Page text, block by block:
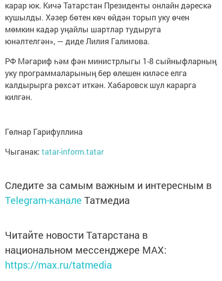
карар юк. Кичә Татарстан Президенты онлайн дәрескә
кушылды. Хәзер бөтен көч өйдән торып уку өчен
мөмкин кадәр уңайлы шартлар тудыруга
юнәлтелгән», — диде Лилия Галимова.
РФ Мәгариф һәм фән министрлыгы 1-8 сыйныфларның
уку программаларының бер өлешен киләсе елга
калдырырга рөхсәт иткән. Хабаровск шул карарга
килгән.
Гөлнар Гарифуллина
Чыганак: tatar-inform.tatar
Следите за самым важным и интересным в
Telegram-канале Татмедиа
Читайте новости Татарстана в
национальном мессенджере MАХ:
https://max.ru/tatmedia